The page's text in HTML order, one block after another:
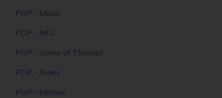
POP - Music
POP - NFL
POP - Game of Thrones
POP - Rides
POP - Heroes